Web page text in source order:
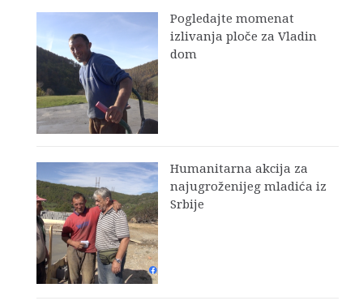
Pogledajte momenat
izlivanja ploče za Vladin
dom
Humanitarna akcija za
najugroženijeg mladića iz
Srbije